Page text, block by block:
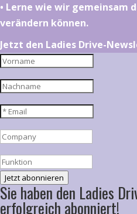
•⁠ ⁠⁠Lerne wie wir gemeinsam
verändern können.
Jetzt den Ladies Drive-
Jetzt abonnieren
Sie haben den Ladies
erfolgreich abonniert!